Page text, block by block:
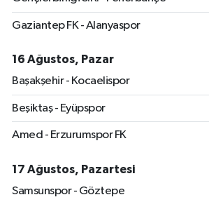
Gaziantep FK - Alanyaspor
16 Ağustos, Pazar
Başakşehir - Kocaelispor
Beşiktaş - Eyüpspor
Amed - Erzurumspor FK
17 Ağustos, Pazartesi
Samsunspor - Göztepe